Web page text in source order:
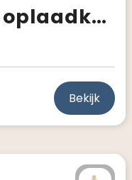
Whiz modulaire oplaadkabel van gerecycled plastic
Bekijk